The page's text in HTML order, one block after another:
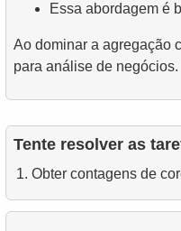
Essa abordagem é
Ao dominar a agregação
para análise de negócios.
Tente resolver as
Obter contagens de